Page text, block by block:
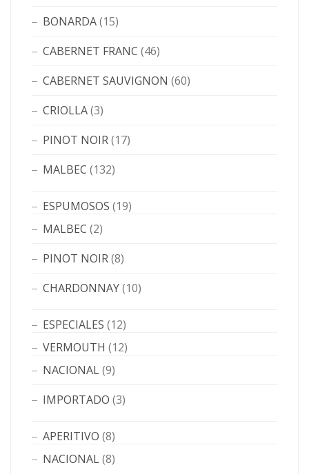
BONARDA(15)
CABERNET FRANC (46)
CABERNET SAUVIGNON (60)
CRIOLLA(3)
PINOT NOIR(17)
MALBEC (132)
ESPUMOSOS (19)
MALBEC (2)
PINOT NOIR(8)
CHARDONNAY(10)
ESPECIALES (12)
VERMOUTH (12)
NACIONAL(9)
IMPORTADO (3)
APERITIVO (8)
NACIONAL(8)